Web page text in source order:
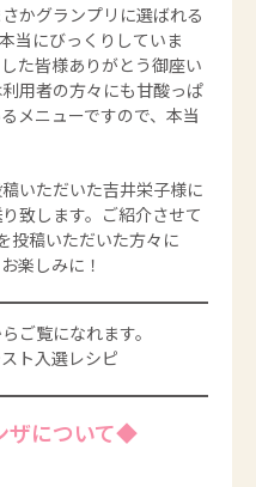
さかグランプリに選ばれる
当にびっくりしていま
た皆様ありがとう御座い
用者の方々にも甘酸っぱ
メニューですので、本当
いただいた吉井栄子様に
致します。ご紹介させて
投稿いただいた方々に
楽しみに！
ご覧になれます。
ト入選レシピ
ザについて◆